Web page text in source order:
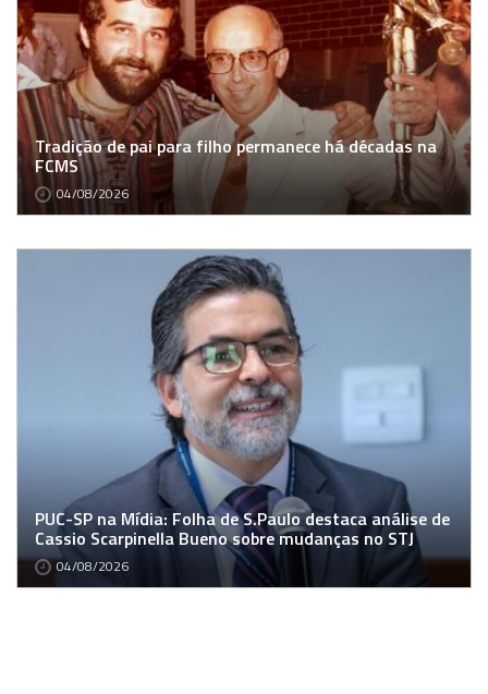
Tradição de pai para filho permanece há décadas na
FCMS
04/08/2026
PUC-SP na Mídia: Folha de S.Paulo destaca análise de
Cassio Scarpinella Bueno sobre mudanças no STJ
04/08/2026